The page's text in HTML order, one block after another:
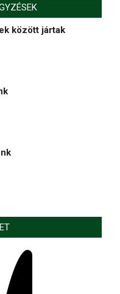
között jártak